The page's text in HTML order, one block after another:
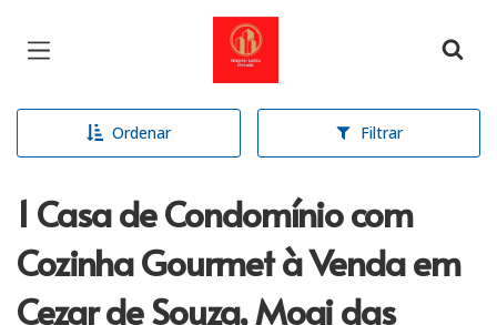
Página inicial
Ordenar Filtrar
1 Casa de Condomínio com
Cozinha Gourmet à Venda em
Cezar de Souza, Mogi das